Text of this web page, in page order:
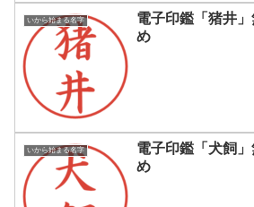
いから始まる名字
電子印鑑「猪井
め
いから始まる名字
電子印鑑「犬飼
め